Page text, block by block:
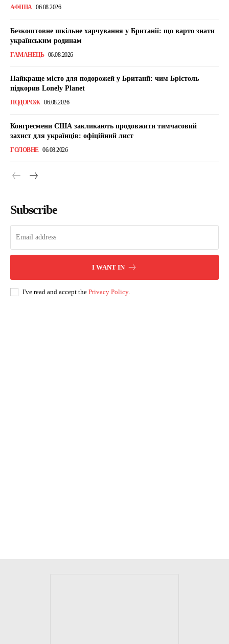
АФІША 06.08.2026
Безкоштовне шкільне харчування у Британії: що варто знати
українським родинам
ГАМАНЕЦЬ 06.08.2026
Найкраще місто для подорожей у Британії: чим Брістоль
підкорив Lonely Planet
ПОДОРОЖ 06.08.2026
Конгресмени США закликають продовжити тимчасовий
захист для українців: офіційний лист
ГОЛОВНЕ 06.08.2026
Subscribe
I WANT IN
I've read and accept the Privacy Policy.